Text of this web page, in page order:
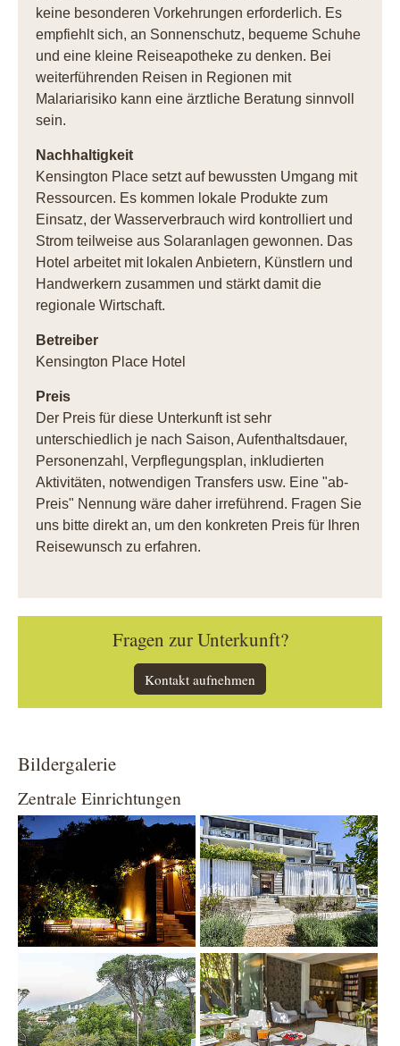
keine besonderen Vorkehrungen erforderlich. Es
empfiehlt sich, an Sonnenschutz, bequeme Schuhe
und eine kleine Reiseapotheke zu denken. Bei
weiterführenden Reisen in Regionen mit
Malariarisiko kann eine ärztliche Beratung sinnvoll
sein.
Nachhaltigkeit
Kensington Place setzt auf bewussten Umgang mit
Ressourcen. Es kommen lokale Produkte zum
Einsatz, der Wasserverbrauch wird kontrolliert und
Strom teilweise aus Solaranlagen gewonnen. Das
Hotel arbeitet mit lokalen Anbietern, Künstlern und
Handwerkern zusammen und stärkt damit die
regionale Wirtschaft.
Betreiber
Kensington Place Hotel
Preis
Der Preis für diese Unterkunft ist sehr
unterschiedlich je nach Saison, Aufenthaltsdauer,
Personenzahl, Verpflegungsplan, inkludierten
Aktivitäten, notwendigen Transfers usw. Eine "ab-
Preis" Nennung wäre daher irreführend. Fragen Sie
uns bitte direkt an, um den konkreten Preis für Ihren
Reisewunsch zu erfahren.
Fragen zur Unterkunft?
Kontakt aufnehmen
Bildergalerie
Zentrale Einrichtungen
Show larger version Show larger version
Show larger version Show larger version